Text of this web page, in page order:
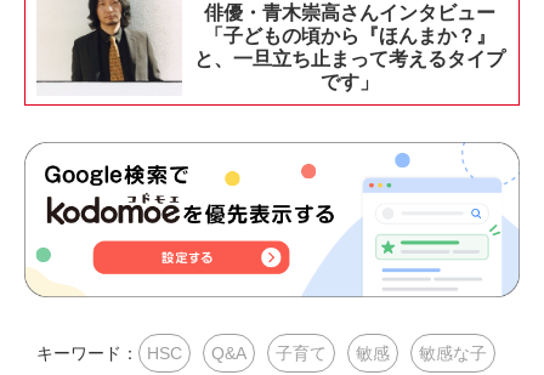
俳優・青木崇高さんインタビュー
「子どもの頃から『ほんまか？』
と、一旦立ち止まって考えるタイプ
です」
キーワード： HSC Q&A 子育て 敏感 敏感な子